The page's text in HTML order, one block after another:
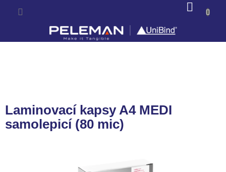
KOŠÍK
Laminovací kapsy A4 MEDI
samolepicí (80 mic)